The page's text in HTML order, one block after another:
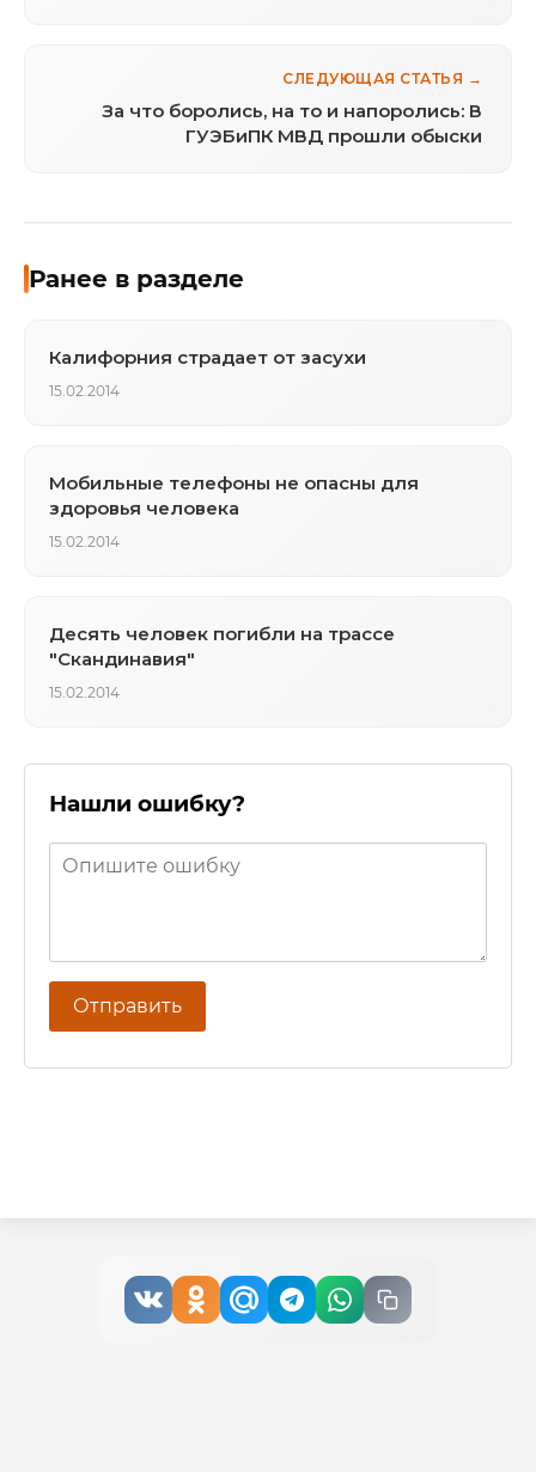
СЛЕДУЮЩАЯ СТАТЬЯ →
За что боролись, на то и напоролись: В
ГУЭБиПК МВД прошли обыски
Ранее в разделе
Калифорния страдает от засухи
15.02.2014
Мобильные телефоны не опасны для
здоровья человека
15.02.2014
Десять человек погибли на трассе
"Скандинавия"
15.02.2014
Нашли ошибку?
Отправить